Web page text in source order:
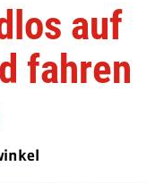
auf
fahren